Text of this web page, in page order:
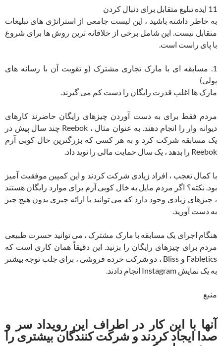
11 ایده تبلیغ متقابل برای دنبال کردن
به خاطر داشته باشید ، این لیست جامعی از استراتژی های تبلیغات
متقابل نیست. این شامل برخی از خلاقانه ترین روش ها برای شروع
با پای راست است.
1. مسابقه ای با مارک تجاری مشترک (و تقویت آن با رسانه های
پولی)
مارک ها اغلب قدرت رایگان را دست کم می گیرند.
مردم فقط برای به دست آوردن چیزهای رایگان حاضرند کارهای
دیوانه وار را انجام دهند. به عنوان مثال ، Reebok چند سال پیش در
یک مسابقه شرکت کرد و به هر کسی که بزرگترین خال کوبی آرم
Reebok را بدهد ، یک سال حمایت مالی را نوید داد.
با کمال تعجب ، افراد زیادی شرکت کردند و این کمپین موفقیت آمیز
بود. نکته؟ اگر مردم مایل به خال کوبی آرم برای موارد رایگان هستند
، چیزهای زیادی وجود دارد که می توانید با ارائه چیزی بدون هیچ چیز
به دست آورید.
هنگام اجرای یک مسابقه با مارک مشترک ، می توانید حسرت طبیعی
مردم برای چیزهای رایگان را بزنید. این دقیقاً همان کاری است که
Fabletics و Bliss ، دو شرکت خرده فروشی ، برای جلب توجه بیشتر
به یک نمایش Instagram انجام دادند.
منبع
آنها با این کار در اطراف این رویداد سر و
صدا ایجاد کردند و شرکت کنندگان بیشتری را